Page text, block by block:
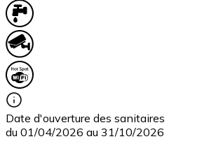
Date d'ouverture des sanitaires
du 01/04/2026 au 31/10/2026